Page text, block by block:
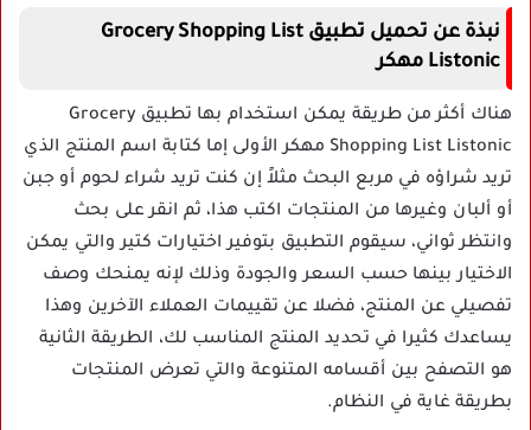
نبذة عن تحميل تطبيق Grocery Shopping List
Listonic مهكر
هناك أكثر من طريقة يمكن استخدام بها تطبيق Grocery
Shopping List Listonic مهكر الأولى إما كتابة اسم المنتج الذي
تريد شراؤه في مربع البحث مثلاً إن كنت تريد شراء لحوم أو جبن
أو ألبان وغيرها من المنتجات اكتب هذا، ثم انقر على بحث
وانتظر ثواني، سيقوم التطبيق بتوفير اختيارات كتير والتي يمكن
الاختيار بينها حسب السعر والجودة وذلك لإنه يمنحك وصف
تفصيلي عن المنتج، فضلا عن تقييمات العملاء الآخرين وهذا
يساعدك كثيرا في تحديد المنتج المناسب لك، الطريقة الثانية
هو التصفح بين أقسامه المتنوعة والتي تعرض المنتجات
بطريقة غاية في النظام.